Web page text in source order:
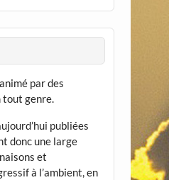
par des
tout genre.
publiées
donc une large
et
à l’ambient, en